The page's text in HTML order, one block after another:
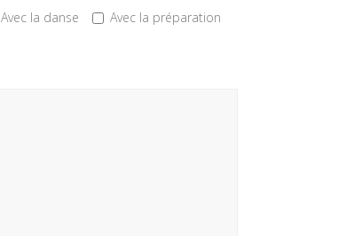
Avec la danse
Avec la préparation